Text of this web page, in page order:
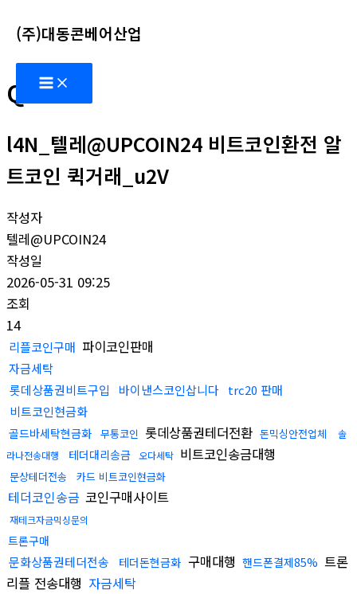
텐
츠
로
건
뛰
기
(주)대동콘베어산업
Main
Menu
Q&A
l4N_텔레@UPCOIN24 비트코인환전 알
트코인 퀵거래_u2V
작성자
텔레@UPCOIN24
작성일
2026-05-31 09:25
조회
14
리플코인구매 파이코인판매
자금세탁
롯데상품권비트구입
바이낸스코인삽니다 trc20 판매
비트코인현금화
골드바세탁현금화 무통코인 롯데상품권테더전환 돈믹싱안전업체
솔
라나전송대행
테더대리송금 오다세탁 비트코인송금대행
문상테더전송 카드 비트코인현금화
테더코인송금 코인구매사이트
재테크자금믹싱문의
트론구매
문화상품권테더전송 테더돈현금화 구매대행 핸드폰결제85% 트론
리플 전송대행 자금세탁